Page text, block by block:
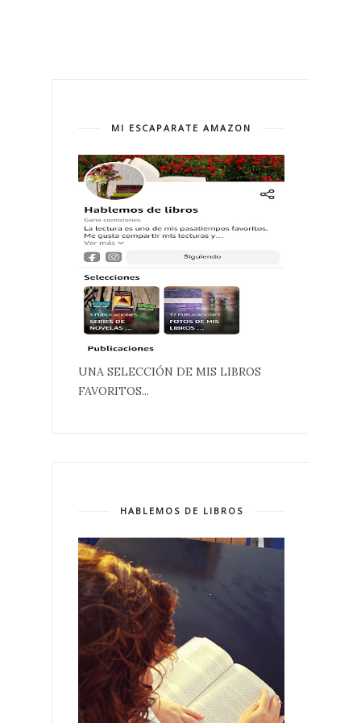
MI ESCAPARATE AMAZON
UNA SELECCIÓN DE MIS LIBROS
FAVORITOS...
HABLEMOS DE LIBROS